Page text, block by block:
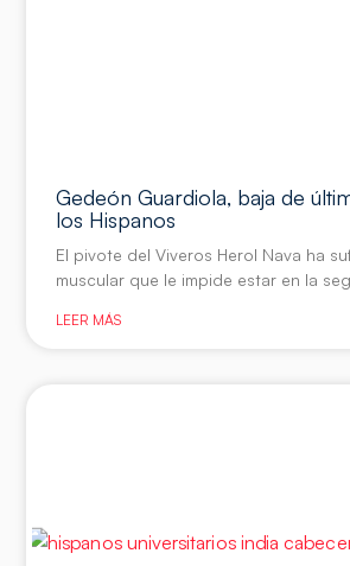
Gedeón Guardiola, baja de
los Hispanos
El pivote del Viveros Herol Nava ha
muscular que le impide estar en la
LEER MÁS